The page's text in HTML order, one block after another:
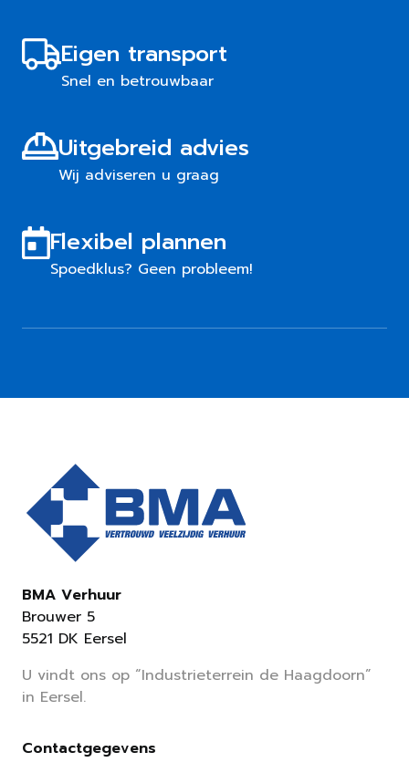
Eigen transport
Snel en betrouwbaar
Uitgebreid advies
Wij adviseren u graag
Flexibel plannen
Spoedklus? Geen probleem!
BMA Verhuur
Brouwer 5
5521 DK Eersel
U vindt ons op “Industrieterrein de Haagdoorn”
in Eersel.
Contactgegevens